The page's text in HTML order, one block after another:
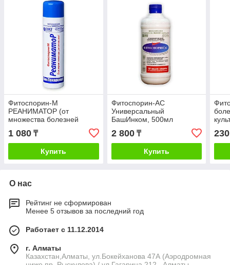
Фитоспорин-М
РЕАНИМАТОР (от
множества болезней
БашИнком, 200мл
1 080 ₸
Купить
Фитоспорин-АС
Универсальный
БашИнком, 500мл
2 800₸
Купить
230
О нас
Рейтинг не сформирован
Менее 5 отзывов за последний год
Работает с 11.12.2014
г. Алматы
Казахстан,Алматы, ул.Бокейханова 47А (Аэродромная